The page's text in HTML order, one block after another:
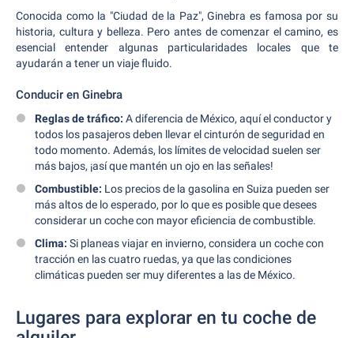
Conocida como la "Ciudad de la Paz", Ginebra es famosa por su
historia, cultura y belleza. Pero antes de comenzar el camino, es
esencial entender algunas particularidades locales que te
ayudarán a tener un viaje fluido.
Conducir en Ginebra
Reglas de tráfico: A diferencia de México, aquí el conductor y
todos los pasajeros deben llevar el cinturón de seguridad en
todo momento. Además, los límites de velocidad suelen ser
más bajos, ¡así que mantén un ojo en las señales!
Combustible: Los precios de la gasolina en Suiza pueden ser
más altos de lo esperado, por lo que es posible que desees
considerar un coche con mayor eficiencia de combustible.
Clima: Si planeas viajar en invierno, considera un coche con
tracción en las cuatro ruedas, ya que las condiciones
climáticas pueden ser muy diferentes a las de México.
Lugares para explorar en tu coche de